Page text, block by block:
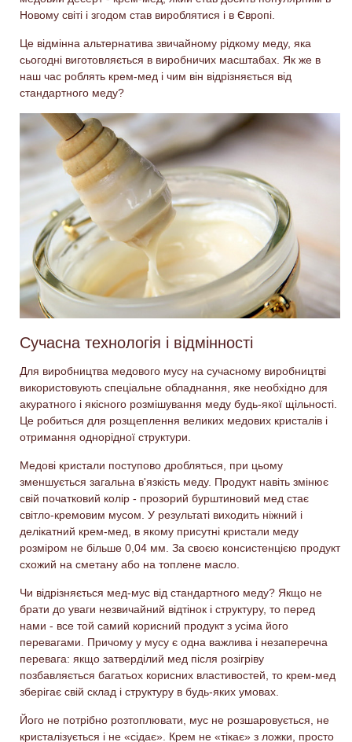
Новому світі і згодом став вироблятися і в Європі.
Це відмінна альтернатива звичайному рідкому меду, яка
сьогодні виготовляється в виробничих масштабах. Як же в
наш час роблять крем-мед і чим він відрізняється від
стандартного меду?
Сучасна технологія і відмінності
Для виробництва медового мусу на сучасному виробництві
використовують спеціальне обладнання, яке необхідно для
акуратного і якісного розмішування меду будь-якої щільності.
Це робиться для розщеплення великих медових кристалів і
отримання однорідної структури.
Медові кристали поступово дробляться, при цьому
зменшується загальна в'язкість меду. Продукт навіть змінює
свій початковий колір - прозорий бурштиновий мед стає
світло-кремовим мусом. У результаті виходить ніжний і
делікатний крем-мед, в якому присутні кристали меду
розміром не більше 0,04 мм. За своєю консистенцією продукт
схожий на сметану або на топлене масло.
Чи відрізняється мед-мус від стандартного меду? Якщо не
брати до уваги незвичайний відтінок і структуру, то перед
нами - все той самий корисний продукт з усіма його
перевагами. Причому у мусу є одна важлива і незаперечна
перевага: якщо затверділий мед після розігріву
позбавляється багатьох корисних властивостей, то крем-мед
зберігає свій склад і структуру в будь-яких умовах.
Його не потрібно розтоплювати, мус не розшаровується, не
кристалізується і не «сідає». Крем не «тікає» з ложки, просто